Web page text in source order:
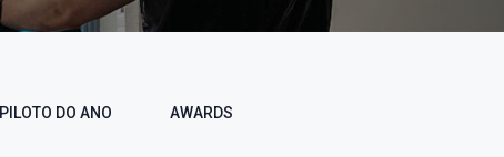
PILOTO DO ANO AWARDS